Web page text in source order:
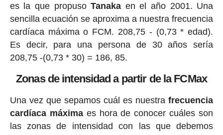
es la que propusoTanaka en el año 2001. Una
sencilla ecuación se aproxima a nuestra frecuencia
cardíaca máxima o FCM. 208,75 - (0,73 * edad).
Es decir, para una persona de 30 años sería
208,75 -(0,73 * 30) = 186, 85.
Zonas de intensidad a partir de la FCMax
Una vez que sepamos cuál es nuestrafrecuencia
cardíaca máximaes hora de conocer cuáles son
las zonas de intensidad con las que debemos